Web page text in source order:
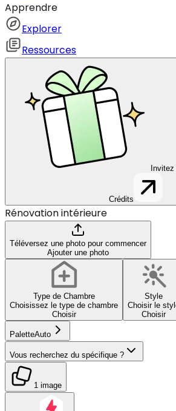
Apprendre
Explorer
Ressources
Crédits
Rénovation intérieure
Téléversez une photo pour commencer
Ajouter une photo
Type de Chambre
Choisissez le type de chambre
Choisir
Style
Choisir le
Choisir
PaletteAuto
Vous recherchez du spécifique ?
1 image